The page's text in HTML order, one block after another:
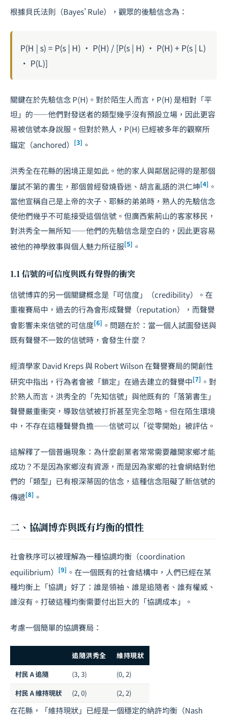
根據貝氏法則（Bayes' Rule），觀眾的後驗信念為：
P(H | s) = P(s | H) · P(H) / [P(s | H) · P(H) + P(s | L)
· P(L)]
關鍵在於先驗信念 P(H)。對於陌生人而言，P(H) 是相對「平
坦」的——他們對發送者的類型幾乎沒有預設立場，因此更容
易被信號本身說服。但對於熟人，P(H) 已經被多年的觀察所
錨定（anchored）
[3] 。
洪秀全在花縣的困境正是如此。他的家人與鄰居記得的是那個
屢試不第的書生，那個曾經發燒昏迷、胡言亂語的洪仁坤[4] 。
當他宣稱自己是上帝的次子、耶穌的弟弟時，熟人的先驗信念
使他們幾乎不可能接受這個信號。但廣西紫荊山的客家移民，
對洪秀全一無所知——他們的先驗信念是空白的，因此更容易
被他的神學敘事與個人魅力所征服[5] 。
1.1 信號的可信度與既有聲譽的衝突
信號博弈的另一個關鍵概念是「可信度」（credibility）。在
重複賽局中，過去的行為會形成聲譽（reputation），而聲譽
會影響未來信號的可信度[6] 。問題在於：當一個人試圖發送與
既有聲譽不一致的信號時，會發生什麼？
經濟學家 David Kreps 與Robert Wilson在聲譽賽局的開創性
研究中指出，行為者會被「鎖定」在過去建立的聲譽中[7] 。對
於熟人而言，洪秀全的「先知信號」與他既有的「落第書生」
聲譽嚴重衝突，導致信號被打折甚至完全忽略。但在陌生環境
中，不存在這種聲譽負擔——信號可以「從零開始」被評估。
這解釋了一個普遍現象：為什麼創業者常常需要離開家鄉才能
成功？不是因為家鄉沒有資源，而是因為家鄉的社會網絡對他
們的「類型」已有根深蒂固的信念，這種信念阻礙了新信號的
傳遞[8] 。
二、協調博弈與既有均衡的慣性
社會秩序可以被理解為一種協調均衡（coordination
equilibrium）
[9] 。在一個既有的社會結構中，人們已經在某
種均衡上「協調」好了：誰是領袖、誰是追隨者、誰有權威、
誰沒有。打破這種均衡需要付出巨大的「協調成本」。
考慮一個簡單的協調賽局：
追隨洪秀全
維持現狀
村民 A 追隨
(3, 3)
(0, 2)
村民 A 維持現狀
(2, 0) (2, 2)
在花縣，「維持現狀」已經是一個穩定的納許均衡（Nash